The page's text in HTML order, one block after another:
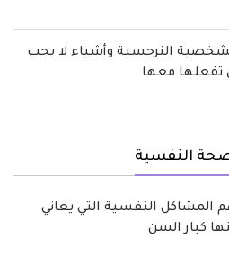
النرجسية وأشياء لا يجب
تفعلها معها
النفسية
المشاكل النفسية التي يعاني
كبار السن